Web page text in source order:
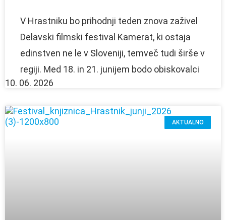
V Hrastniku bo prihodnji teden znova zaživel
Delavski filmski festival Kamerat, ki ostaja
edinstven ne le v Sloveniji, temveč tudi širše v
regiji. Med 18. in 21. junijem bodo obiskovalci
10. 06. 2026
AKTUALNO